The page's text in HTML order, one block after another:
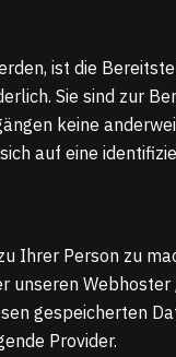
ist die
Sie sind zur
keine
auf eine
Ihrer Person zu
unseren
gespeicherten
Provider.